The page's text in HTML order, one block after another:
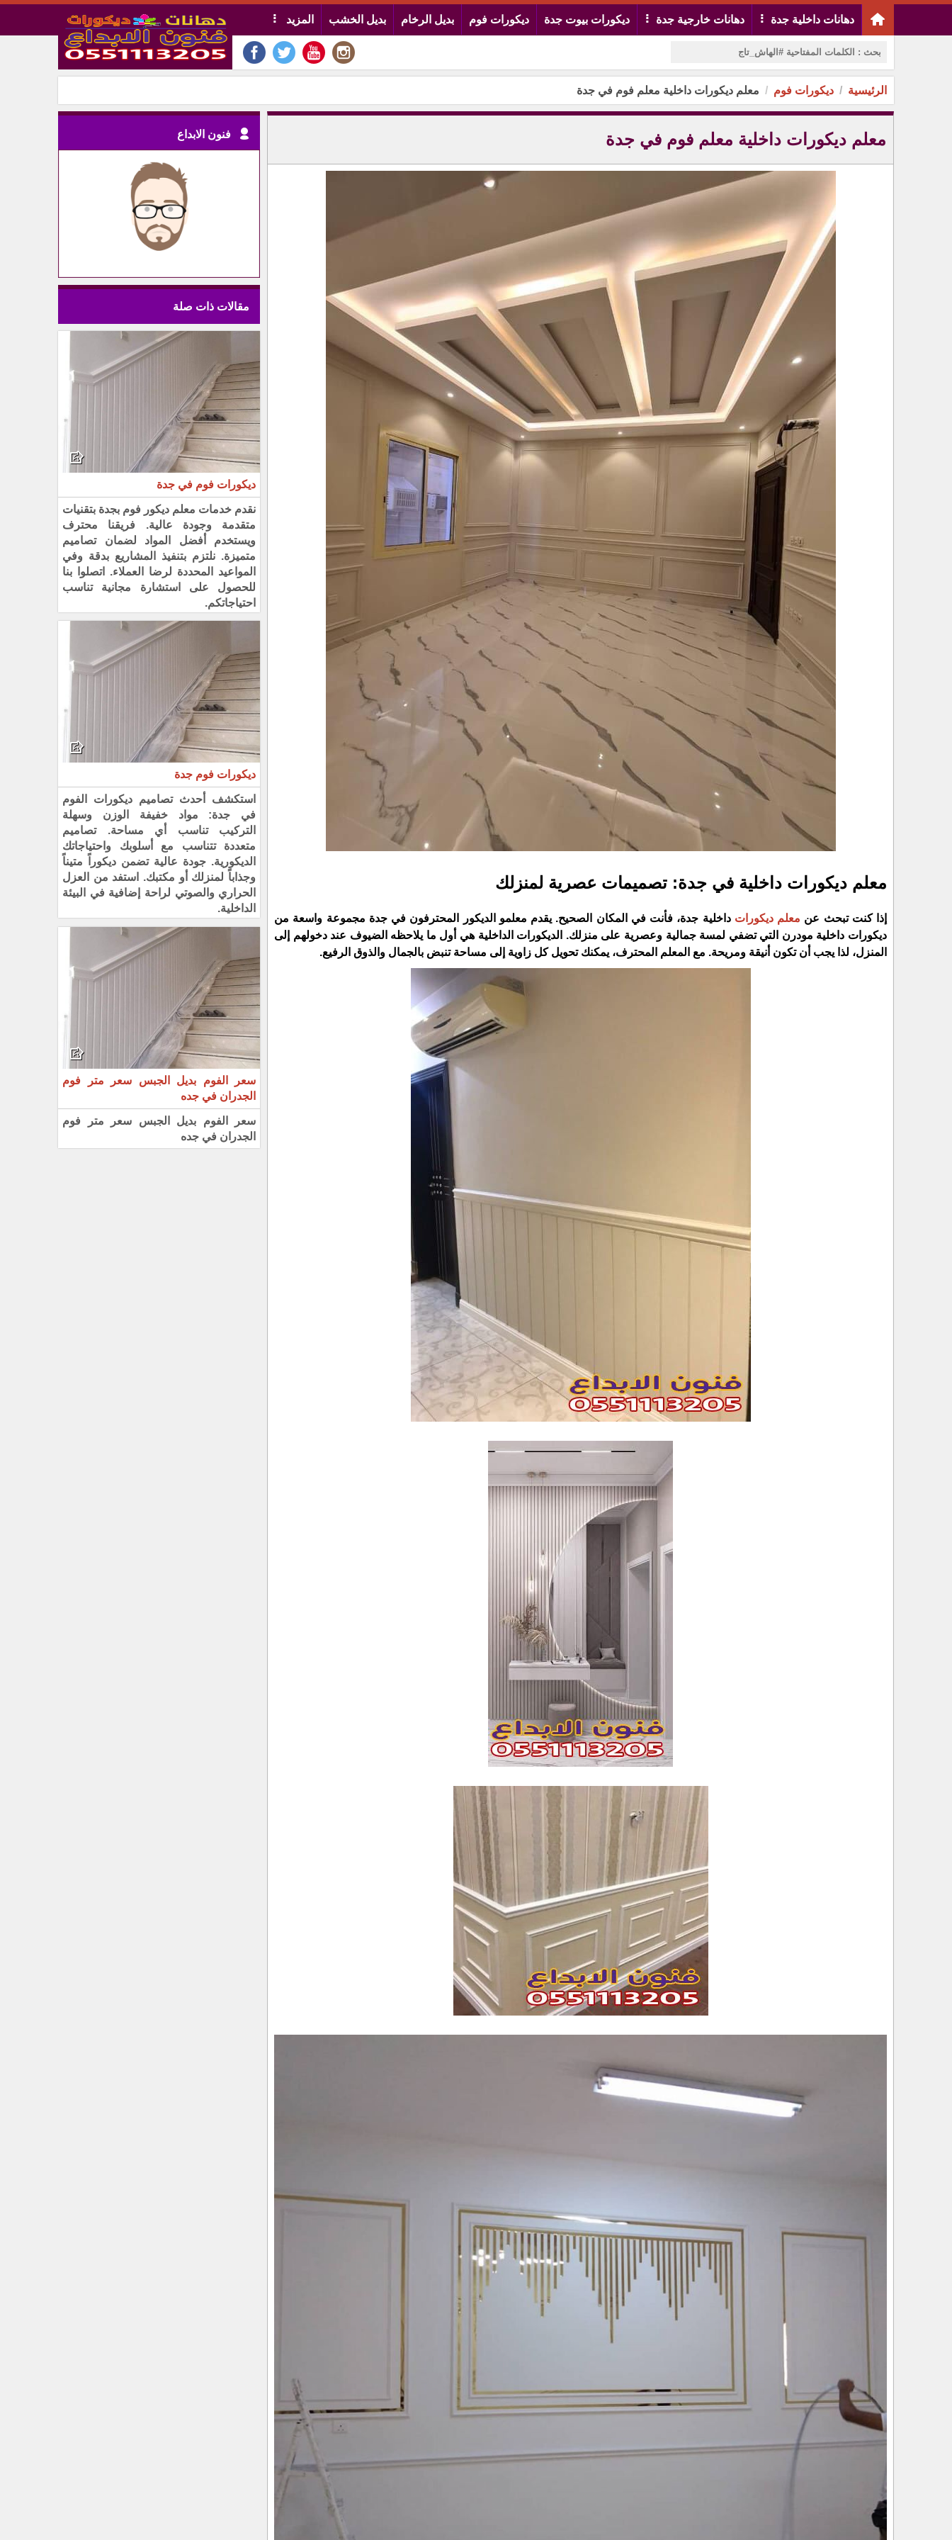
دهانات داخلية جدة دهانات خارجية جدة ديكورات بيوت جدة ديكورات فوم بديل الرخام بديل الخشب المزيد
الرئيسية ديكورات فوم معلم ديكورات داخلية معلم فوم في جدة
معلم ديكورات داخلية معلم فوم في جدة
معلم ديكورات داخلية في جدة: تصميمات عصرية لمنزلك
إذا كنت تبحث عن معلم ديكورات داخلية جدة، فأنت في المكان الصحيح. يقدم معلمو الديكور المحترفون في جدة مجموعة واسعة من
ديكورات داخلية مودرن التي تضفي لمسة جمالية وعصرية على منزلك. الديكورات الداخلية هي أول ما يلاحظه الضيوف عند دخولهم إلى
المنزل، لذا يجب أن تكون أنيقة ومريحة. مع المعلم المحترف، يمكنك تحويل كل زاوية إلى مساحة تنبض بالجمال والذوق الرفيع.
فنون الابداع
مقالات ذات صلة
ديكورات فوم في جدة
نقدم خدمات معلم ديكور فوم بجدة بتقنيات
متقدمة وجودة عالية. فريقنا محترف
ويستخدم أفضل المواد لضمان تصاميم
متميزة. نلتزم بتنفيذ المشاريع بدقة وفي
المواعيد المحددة لرضا العملاء. اتصلوا بنا
للحصول على استشارة مجانية تناسب
احتياجاتكم.
ديكورات فوم جدة
استكشف أحدث تصاميم ديكورات الفوم
في جدة: مواد خفيفة الوزن وسهلة
التركيب تناسب أي مساحة. تصاميم
متعددة تتناسب مع أسلوبك واحتياجاتك
الديكورية. جودة عالية تضمن ديكوراً متيناً
وجذاباً لمنزلك أو مكتبك. استفد من العزل
الحراري والصوتي لراحة إضافية في البيئة
الداخلية.
سعر الفوم بديل الجبس سعر متر فوم
الجدران في جده
سعر الفوم بديل الجبس سعر متر فوم
الجدران في جده